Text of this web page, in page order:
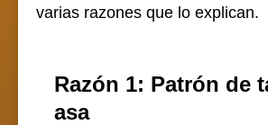
varias razones que lo explican.
Razón 1: Patrón de
asa